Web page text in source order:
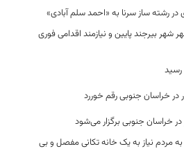
رشته ساز سرنا به «احمد سلم آبادی»
بیرجند پایین و نیازمند اقدامی فوری
رسید
مردم نیاز به یک خانه تکانی مفصل و بی